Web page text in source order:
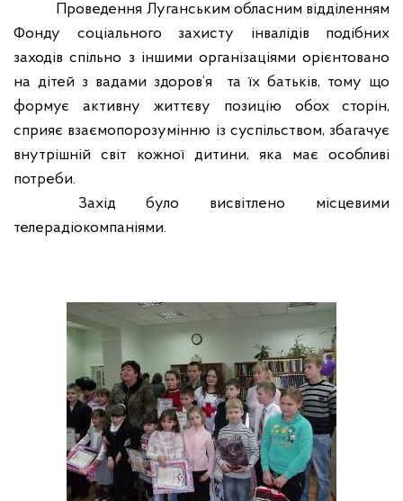
Проведення Луганським обласним відділенням
Фонду соціального захисту інвалідів подібних
заходів спільно з іншими організаціями орієнтовано
на дітей з вадами здоров’я
та їх батьків, тому що
формує активну життєву позицію обох сторін,
сприяє взаємопорозумінню із суспільством, збагачує
внутрішній світ кожної дитини, яка має особливі
потреби.
Захід було висвітлено місцевими
телерадіокомпаніями.